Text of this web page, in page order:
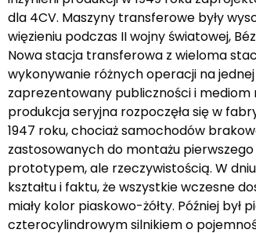
dla 4CV. Maszyny transferowe były
więzieniu podczas II wojny światowej,
Nowa stacja transferowa z wieloma
wykonywanie różnych operacji na
zaprezentowany publiczności i mediom
produkcja seryjna rozpoczęła się w
1947 roku, chociaż samochodów
zastosowanych do montażu
prototypem, ale rzeczywistością. W
kształtu i faktu, że wszystkie wczesne
miały kolor piaskowo-żółty. Później
czterocylindrowym silnikiem o